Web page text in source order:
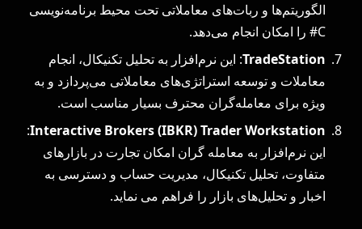
الگوریتم‌ها و ربات‌های معاملاتی تحت محیط برنامه‌نویسی
C# را امکان انجام می‌دهد.
TradeStation: این نرم‌افزار به تحلیل تکنیکال، انجام
معاملات و توسعه استراتژی‌های معاملاتی می‌پردازد و به
ویژه برای معامله‌گران محترف بسیار مناسب است.
Interactive Brokers (IBKR) Trader Workstation
:
این نرم‌افزار به معامله ‌گران امکان تجارت در بازارهای
متفاوت، تحلیل تکنیکال، مدیریت حساب و دسترسی به
اخبار و تحلیل‌های بازار را فراهم می نماید.